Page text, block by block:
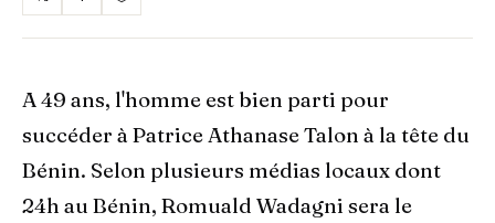
A 49 ans, l'homme est bien parti pour
succéder à Patrice Athanase Talon à la tête du
Bénin. Selon plusieurs médias locaux dont
24h au Bénin, Romuald Wadagni sera le